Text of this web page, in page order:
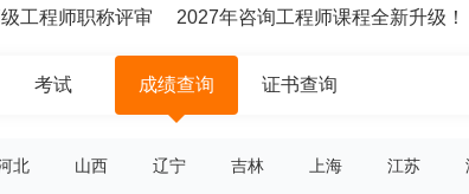
程师职称评审 2027年咨询工程师课程全新升级！
考试 成绩查询 证书查询
北 山西 辽宁 吉林 上海 江苏